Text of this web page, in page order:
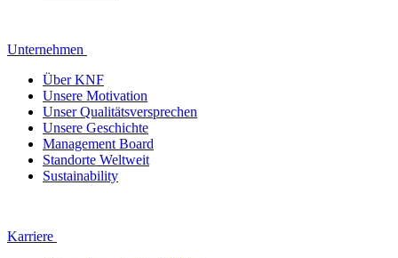
Unternehmen
Über KNF
Unsere Motivation
Unser Qualitätsversprechen
Unsere Geschichte
Management Board
Standorte Weltweit
Sustainability
Karriere